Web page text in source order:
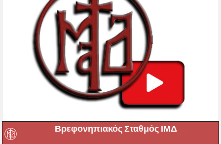
Βρεφονηπιακός Σταθμός ΙΜΔ